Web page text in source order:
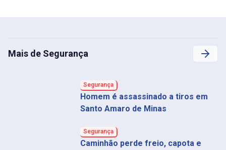
Mais de Segurança
Segurança
Homem é assassinado a tiros em
Santo Amaro de Minas
Segurança
Caminhão perde freio, capota e